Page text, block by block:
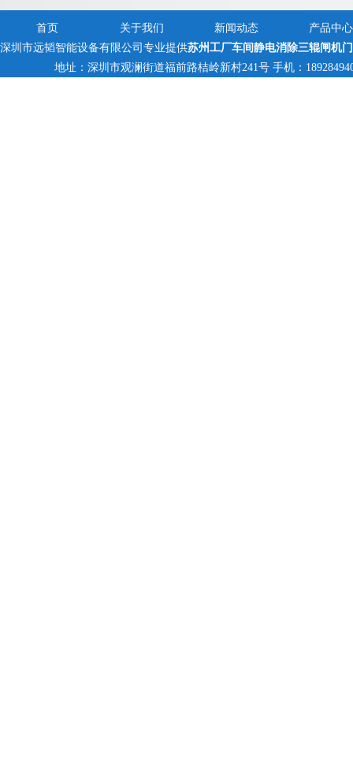
首页 关于我们 新闻动态
产品中心
深圳市远韬智能设备有限公司专业提供苏州工厂车间静电消除三辊闸机
地址：深圳市观澜街道福前路桔岭新村241号 手机：